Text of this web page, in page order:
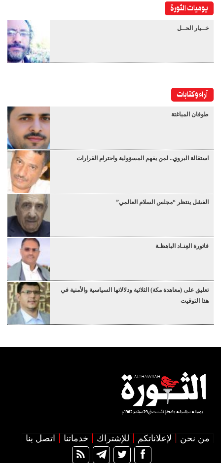
يوميات الثورة
خــيار الحــل
آراء وكتابات
طوفان المباغتة
استقالة البروي.. لمن يفهم المسؤولية واحترام القرارات
الفشل ينتظر “مجلس السلام العالمي”
فاتورة العِنـاد الباهظـة
تعليق على (معاهدة مكة) الثلاثية ودلالاتها السياسية والأمنية في
هذا التوقيت
من نحن لإعلاناتكم للإشتراك خدماتنا اتصل بنا